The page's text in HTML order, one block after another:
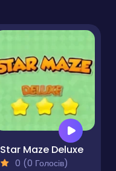
Star Maze Deluxe
0 (0 Голосів)